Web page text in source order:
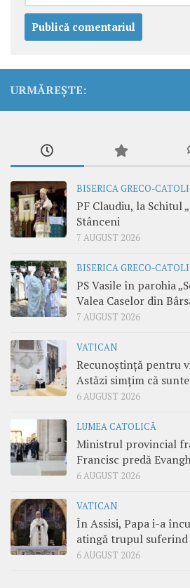
URMĂREȘTE:
BISERICA GRECO-
PF Claudiu, la Schitul
Stânceni
7 AUGUST 2026
BISERICA GRECO-
PS Vasile în parohia
Valea Caselor din
7 AUGUST 2026
VATICAN
Recunoștință pentru
Astăzi simțim că
6 AUGUST 2026
LUMEA CATOLICĂ
Ministrul provincial
Francisc predă
6 AUGUST 2026
VATICAN
În Assisi, Papa i-a
atingă trupul
6 AUGUST 2026